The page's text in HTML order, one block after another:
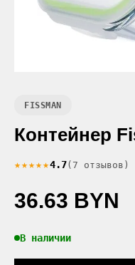
FISSMAN
Контейнер
★★★★★4.7(7 отзывов)
36.63 BYN
В наличии